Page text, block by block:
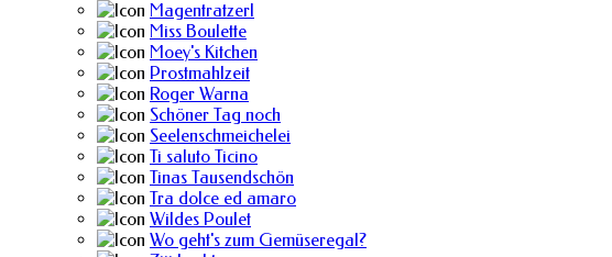
Magentratzerl
Miss Boulette
Moey's Kitchen
Prostmahlzeit
Roger Warna
Schöner Tag noch
Seelenschmeichelei
Ti saluto Ticino
Tinas Tausendschön
Tra dolce ed amaro
Wildes Poulet
Wo geht's zum Gemüseregal?